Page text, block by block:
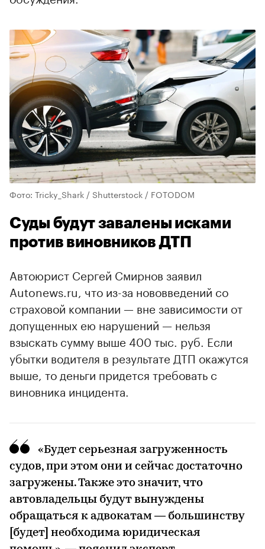
Фото: Tricky_Shark / Shutterstock / FOTODOM
Суды будут завалены исками
против виновников ДТП
Автоюрист Сергей Смирнов заявил
Autonews.ru, что из-за нововведений со
страховой компании — вне зависимости от
допущенных ею нарушений — нельзя
взыскать сумму выше 400 тыс. руб. Если
убытки водителя в результате ДТП окажутся
выше, то деньги придется требовать с
виновника инцидента.
«Будет серьезная загруженность
судов, при этом они и сейчас достаточно
загружены. Также это значит, что
автовладельцы будут вынуждены
обращаться к адвокатам — большинству
[будет] необходима юридическая